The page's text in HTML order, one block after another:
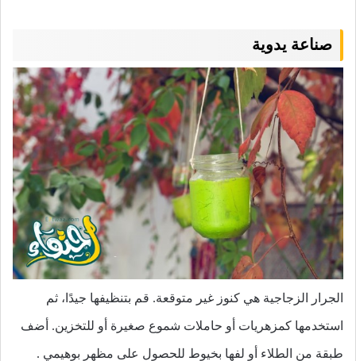
صناعة يدوية
الجرار الزجاجية هي كنوز غير متوقعة. قم بتنظيفها جيدًا، ثم
استخدمها كمزهريات أو حاملات شموع صغيرة أو للتخزين. أضف
طبقة من الطلاء أو لفها بخيوط للحصول على مظهر بوهيمي .